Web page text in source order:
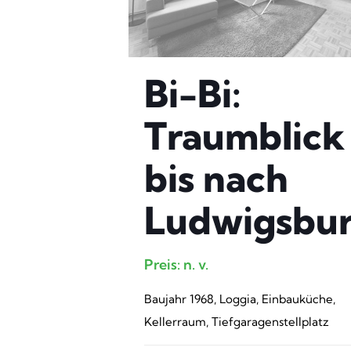
Bi-Bi:
Traumblick
bis nach
Preis: n. v.
Baujahr 1968, Loggia, Einbauküche,
Kellerraum, Tiefgaragenstellplatz